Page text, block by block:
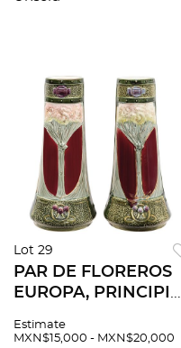
Lot 29
PAR DE FLOREROS
EUROPA, PRINCIPIO
NOUVEAU En
Estimate
MXN$15,000 - MXN$20,000